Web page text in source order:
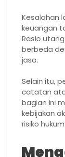
Kesalahan
keuangan
Rasio
berbeda
jasa.
Selain itu,
catatan
bagian ini
kebijakan
risiko